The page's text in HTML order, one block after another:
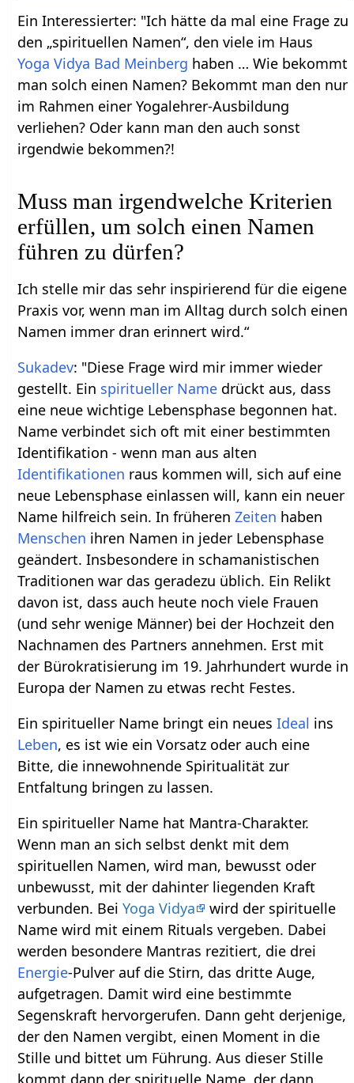
Ein Interessierter: "Ich hätte da mal eine Frage zu
den „spirituellen Namen“, den viele im Haus
Yoga Vidya Bad Meinberg haben … Wie bekommt
man solch einen Namen? Bekommt man den nur
im Rahmen einer Yogalehrer-Ausbildung
verliehen? Oder kann man den auch sonst
irgendwie bekommen?!
Muss man irgendwelche Kriterien
erfüllen, um solch einen Namen
führen zu dürfen?
Ich stelle mir das sehr inspirierend für die eigene
Praxis vor, wenn man im Alltag durch solch einen
Namen immer dran erinnert wird.“
Sukadev: "Diese Frage wird mir immer wieder
gestellt. Ein spiritueller Name drückt aus, dass
eine neue wichtige Lebensphase begonnen hat.
Name verbindet sich oft mit einer bestimmten
Identifikation - wenn man aus alten
Identifikationen raus kommen will, sich auf eine
neue Lebensphase einlassen will, kann ein neuer
Name hilfreich sein. In früherenZeiten haben
Menschen ihren Namen in jeder Lebensphase
geändert. Insbesondere in schamanistischen
Traditionen war das geradezu üblich. Ein Relikt
davon ist, dass auch heute noch viele Frauen
(und sehr wenige Männer) bei der Hochzeit den
Nachnamen des Partners annehmen. Erst mit
der Bürokratisierung im 19. Jahrhundert wurde in
Europa der Namen zu etwas recht Festes.
Ein spiritueller Name bringt ein neuesIdeal ins
Leben, es ist wie ein Vorsatz oder auch eine
Bitte, die innewohnende Spiritualität zur
Entfaltung bringen zu lassen.
Ein spiritueller Name hat Mantra-Charakter.
Wenn man an sich selbst denkt mit dem
spirituellen Namen, wird man, bewusst oder
unbewusst, mit der dahinter liegenden Kraft
verbunden. BeiYoga Vidya
wird der spirituelle
Name wird mit einem Rituals vergeben. Dabei
werden besondere Mantras rezitiert, die drei
Energie-Pulver auf die Stirn, das dritte Auge,
aufgetragen. Damit wird eine bestimmte
Segenskraft hervorgerufen. Dann geht derjenige,
der den Namen vergibt, einen Moment in die
Stille und bittet um Führung. Aus dieser Stille
kommt dann der spirituelle Name, der dann